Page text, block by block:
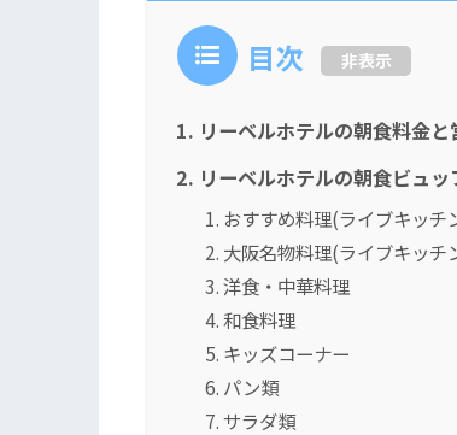
目次 非表示
リーベルホテルの朝食料金と
リーベルホテルの朝食ビュ
おすすめ料理(ライブキッチ
大阪名物料理(ライブキッチ
洋食・中華料理
和食料理
キッズコーナー
パン類
サラダ類